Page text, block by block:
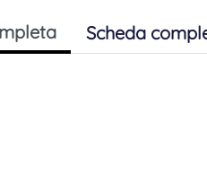
Scheda